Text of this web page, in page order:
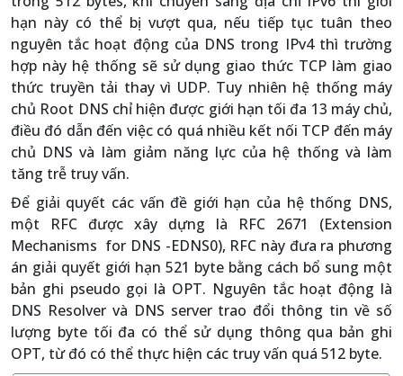
hạn này có thể bị vượt qua, nếu tiếp tục tuân theo
nguyên tắc hoạt động của DNS trong IPv4 thì trường
hợp này hệ thống sẽ sử dụng giao thức TCP làm giao
thức truyền tải thay vì UDP. Tuy nhiên hệ thống máy
chủ Root DNS chỉ hiện được giới hạn tối đa 13 máy chủ,
điều đó dẫn đến việc có quá nhiều kết nối TCP đến máy
chủ DNS và làm giảm năng lực của hệ thống và làm
tăng trễ truy vấn.
Để giải quyết các vấn đề giới hạn của hệ thống DNS,
một RFC được xây dựng là RFC 2671 (Extension
Mechanisms for DNS -EDNS0), RFC này đưa ra phương
án giải quyết giới hạn 521 byte bằng cách bổ sung một
bản ghi pseudo gọi là OPT. Nguyên tắc hoạt động là
DNS Resolver và DNS server trao đổi thông tin về số
lượng byte tối đa có thể sử dụng thông qua bản ghi
OPT, từ đó có thể thực hiện các truy vấn quá 512 byte.